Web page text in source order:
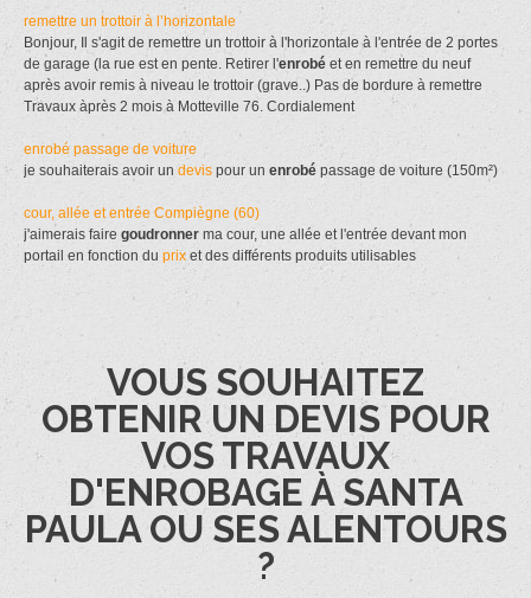
remettre un trottoir à l’horizontale
Bonjour, Il s'agit de remettre un trottoir à l'horizontale à l'entrée de 2 portes
de garage (la rue est en pente. Retirer l'enrobé et en remettre du neuf
après avoir remis à niveau le trottoir (grave..) Pas de bordure à remettre
Travaux àprès 2 mois à Motteville 76. Cordialement
enrobé passage de voiture
je souhaiterais avoir undevis pour un enrobé passage de voiture (150m²)
cour, allée et entrée Compiègne (60)
j'aimerais faire goudronner ma cour, une allée et l'entrée devant mon
portail en fonction du prix et des différents produits utilisables
VOUS SOUHAITEZ
OBTENIR UN DEVIS POUR
VOS TRAVAUX
D'ENROBAGE À SANTA
PAULA OU SES ALENTOURS
?